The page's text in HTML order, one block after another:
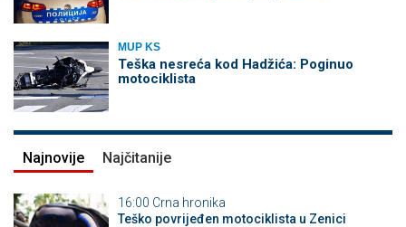
MUP KS
Teška nesreća kod Hadžića: Poginuo
motociklista
Najnovije Najčitanije
16:00 Crna hronika
Teško povrijeđen motociklista u Zenici